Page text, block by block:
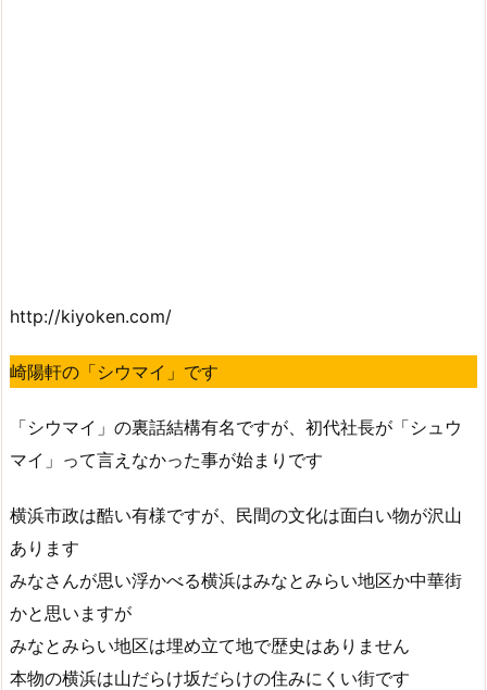
http://kiyoken.com/
崎陽軒の「シウマイ」です
「シウマイ」の裏話結構有名ですが、初代社長が「シュウ
マイ」って言えなかった事が始まりです
横浜市政は酷い有様ですが、民間の文化は面白い物が沢山
あります
みなさんが思い浮かべる横浜はみなとみらい地区か中華街
かと思いますが
みなとみらい地区は埋め立て地で歴史はありません
本物の横浜は山だらけ坂だらけの住みにくい街です